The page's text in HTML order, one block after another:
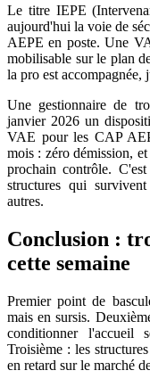
Le titre IEPE
aujourd'hui la voie de
AEPE en poste. Une
mobilisable sur le plan
la pro est accompagnée,
Une gestionnaire de
janvier 2026 un
VAE pour les CAP
mois : zéro démission,
prochain contrôle.
structures qui
autres.
Conclusion :
cette semaine
Premier point de
mais en sursis.
conditionner l'accueil
Troisième : les
en retard sur le marché